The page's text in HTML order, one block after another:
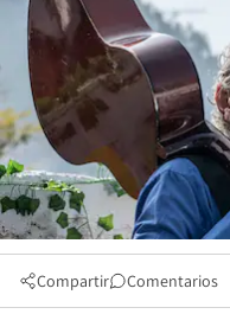
Compartir Comentarios